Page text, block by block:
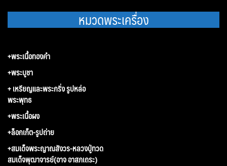
หมวดพระเครื่อง
+พระเนื้อทองคำ
+พระบูชา
+ เหรียญและพระกริ่ง รูปหล่อ
พระพุทธ
+พระเนื้อผง
+ล็อกเก็ต-รูปถ่าย
+สมเด็จพระญาณสังวร-หลวงปู่ทวด
สมเด็จพุฒาจารย์(อาจ อาสภเถระ)